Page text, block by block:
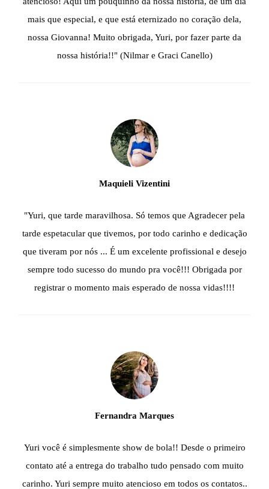
mais que especial, e que está eternizado no coração dela,
nossa Giovanna! Muito obrigada, Yuri, por fazer parte da
nossa história!!" (Nilmar e Graci Canello)
"Yuri, que tarde maravilhosa. Só temos que Agradecer pela
tarde espetacular que tivemos, por todo carinho e dedicação
que tiveram por nós ... É um excelente profissional e desejo
sempre todo sucesso do mundo pra você!!! Obrigada por
registrar o momento mais esperado de nossa vidas!!!!
Maquieli Vizentini
Yuri você é simplesmente show de bola!! Desde o primeiro
contato até a entrega do trabalho tudo pensado com muito
carinho. Yuri sempre muito atencioso em todos os contatos..
Fernandra Marques